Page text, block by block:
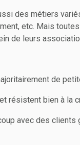
des métiers
etc. Mais
de leurs
de
résistent bien à la
avec des clients